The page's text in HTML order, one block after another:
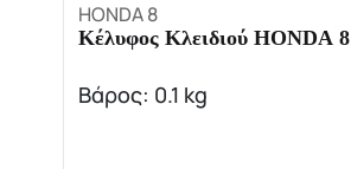
HONDA 8
Κέλυφος Κλειδιού HONDA 8
Βάρος: 0.1 kg